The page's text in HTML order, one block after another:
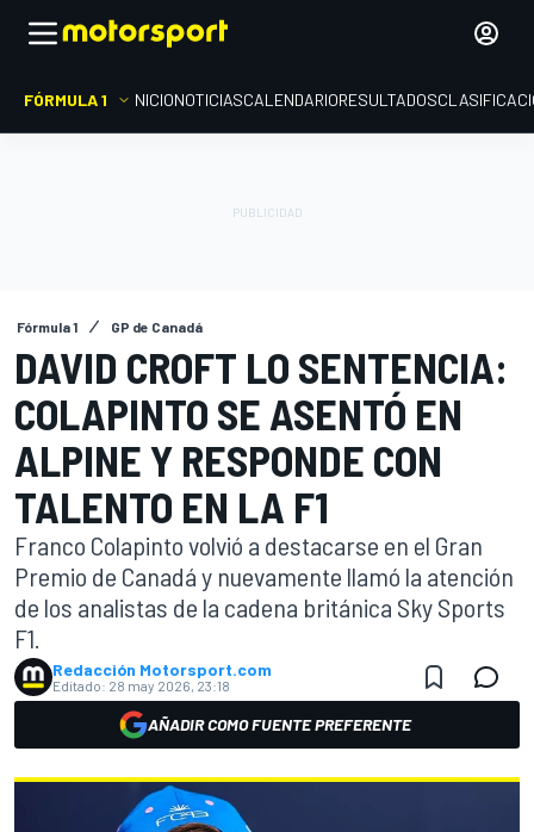
FÓRMULA 1 INICIONOTICIASCALENDARIORESULTADOS
Fórmula 1 GP de Canadá
DAVID CROFT LO SENTENCIA:
COLAPINTO SE ASENTÓ EN
ALPINE Y RESPONDE CON
TALENTO EN LA F1
Franco Colapinto volvió a destacarse en el Gran
Premio de Canadá y nuevamente llamó la atención
de los analistas de la cadena británica Sky Sports
F1.
Redacción Motorsport.com
Editado: 28 may 2026, 23:18
AÑADIR COMO FUENTE PREFERENTE